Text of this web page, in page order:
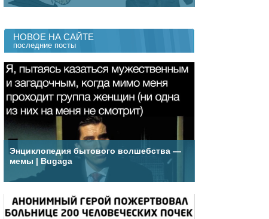
НОВОЕ НА САЙТЕ
последние посты
Энциклопедия бытового волшебства —
мемы | Bugaga